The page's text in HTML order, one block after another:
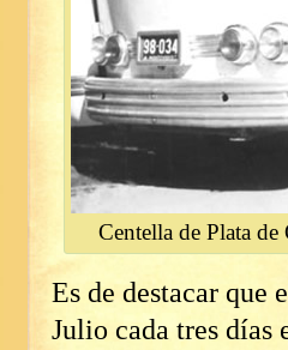
Centella de Plata
Es de destacar que
Julio cada tres días